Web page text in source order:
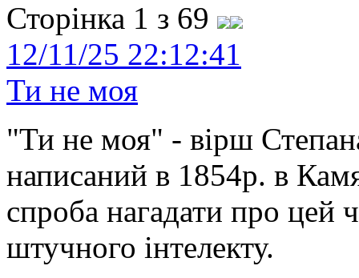
Сторінка 1 з 69
12/11/25 22:12:41
Ти не моя
"Ти не моя" - вірш
написаний в 1854р. в
спроба нагадати про цей
штучного інтелекту.